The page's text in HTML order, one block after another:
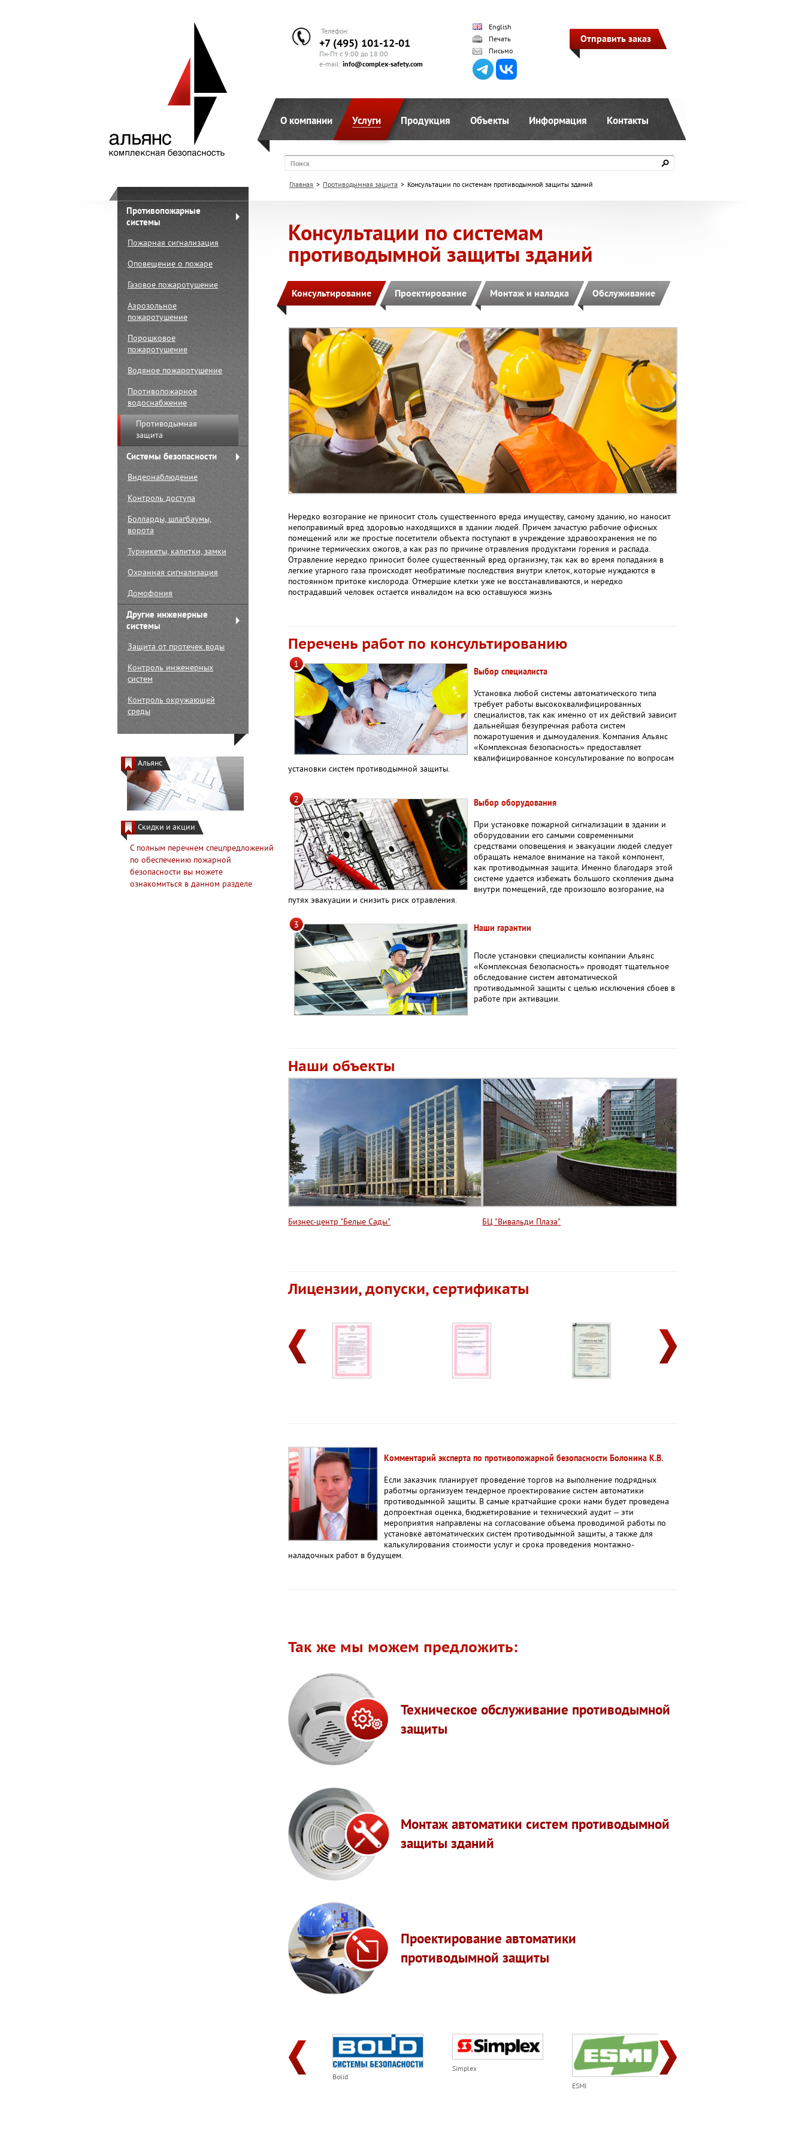
Телефон:
+7 (495) 101-12-01
Пн-Пт с 9:00 до 18:00
e-mail:info@complex-safety.com
English
Печать
Письмо
Отправить заказ
О компании Услуги Продукция Объекты Информация Контакты
Поиск
Противопожарные
системы
Пожарная сигнализация
Оповещение о пожаре
Газовое пожаротушение
Аэрозольное
пожаротушение
Порошковое
пожаротушение
Водяное пожаротушение
Противопожарное
водоснабжение
Противодымная
защита
Системы безопасности
Видеонаблюдение
Контроль доступа
Болларды, шлагбаумы,
ворота
Турникеты, калитки, замки
Охранная сигнализация
Домофония
Другие инженерные
системы
Защита от протечек воды
Контроль инженерных
систем
Контроль окружающей
среды
Альянс
Скидки и акции
С полным перечнем спецпредложений
по обеспечению пожарной
безопасности вы можете
ознакомиться в данном разделе
Главная > Противодымная защита > Консультации по системам противодымной защиты зданий
Консультации по системам
противодымной защиты зданий
Консультирование Проектирование Монтаж и наладка Обслуживание
Нередко возгорание не приносит столь существенного вреда имуществу, самому зданию, но наносит
непоправимый вред здоровью находящихся в здании людей. Причем зачастую рабочие офисных
помещений или же простые посетители объекта поступают в учреждение здравоохранения не по
причине термических ожогов, а как раз по причине отравления продуктами горения и распада.
Отравление нередко приносит более существенный вред организму, так как во время попадания в
легкие угарного газа происходят необратимые последствия внутри клеток, которые нуждаются в
постоянном притоке кислорода. Отмершие клетки уже не восстанавливаются, и нередко
пострадавший человек остается инвалидом на всю оставшуюся жизнь
Перечень работ по консультированию
Выбор специалиста
Установка любой системы автоматического типа
требует работы высококвалифицированных
специалистов, так как именно от их действий зависит
дальнейшая безупречная работа систем
пожаротушения и дымоудаления. Компания Альянс
«Комплексная безопасность» предоставляет
квалифицированное консультирование по вопросам
установки систем противодымной защиты.
Выбор оборудования
При установке пожарной сигнализации в здании и
оборудовании его самыми современными
средствами оповещения и эвакуации людей следует
обращать немалое внимание на такой компонент,
как противодымная защита. Именно благодаря этой
системе удается избежать большого скопления дыма
внутри помещений, где произошло возгорание, на
путях эвакуации и снизить риск отравления.
Наши гарантии
После установки специалисты компании Альянс
«Комплексная безопасность» проводят тщательное
обследование систем автоматической
противодымной защиты с целью исключения сбоев в
работе при активации.
Наши объекты
Бизнес-центр "Белые Сады" БЦ "Вивальди Плаза"
Лицензии, допуски, сертификаты
Комментарий эксперта по противопожарной безопасности Болонина К.В.
Если заказчик планирует проведение торгов на выполнение подрядных
работмы организуем тендерное проектирование систем автоматики
противодымной защиты. В самые кратчайшие сроки нами будет проведена
допроектная оценка, бюджетирование и технический аудит – эти
мероприятия направлены на согласование объема проводимой работы по
установке автоматических систем противодымной защиты, а также для
калькулирования стоимости услуг и срока проведения монтажно-
наладочных работ в будущем.
Так же мы можем предложить:
Техническое обслуживание противодымной
защиты
Монтаж автоматики систем противодымной
защиты зданий
Проектирование автоматики
противодымной защиты
Bolid
Simplex
ESMI